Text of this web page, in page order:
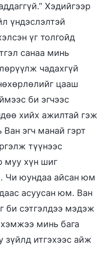
Хэдийгээр
үндэслэлтэй
үг толгойд
санаа минь
чадахгүй
цааш
би эгчээс
хийх ажилтай гэж
эгч манай гэрт
түүнээс
муу хүн шиг
Чи юундаа айсан юм
асуусан юм. Ван
би сэтгэлдээ мэдэж
минь бага
зүйлд итгэхээс айж